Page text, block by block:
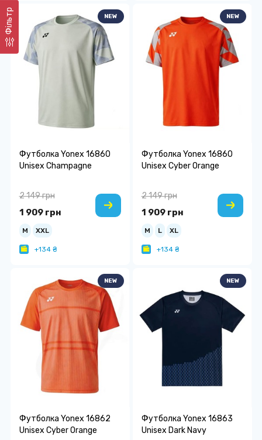
Фільтр NEW
Футболка Yonex 16860
Unisex Champagne
1 909 грн
2 149 грн
M XXL
+134 ₴
NEW
Футболка Yonex 16860
Unisex Cyber Orange
1 909 грн
2 149 грн
M L XL
+134 ₴
NEW
Футболка Yonex 16862
Unisex Cyber Orange
NEW
Футболка Yonex 16863
Unisex Dark Navy